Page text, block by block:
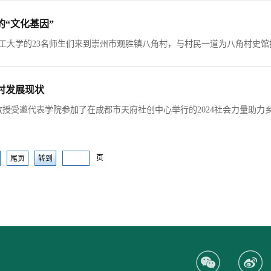
“文化基因”
发展现状
尾页 页